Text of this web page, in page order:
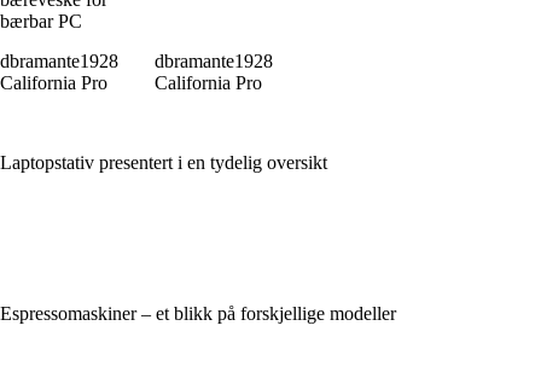
bærbar PC
dbramante1928
California Pro
dbramante1928
California Pro
Laptopstativ presentert i en tydelig oversikt
Espressomaskiner – et blikk på forskjellige modeller